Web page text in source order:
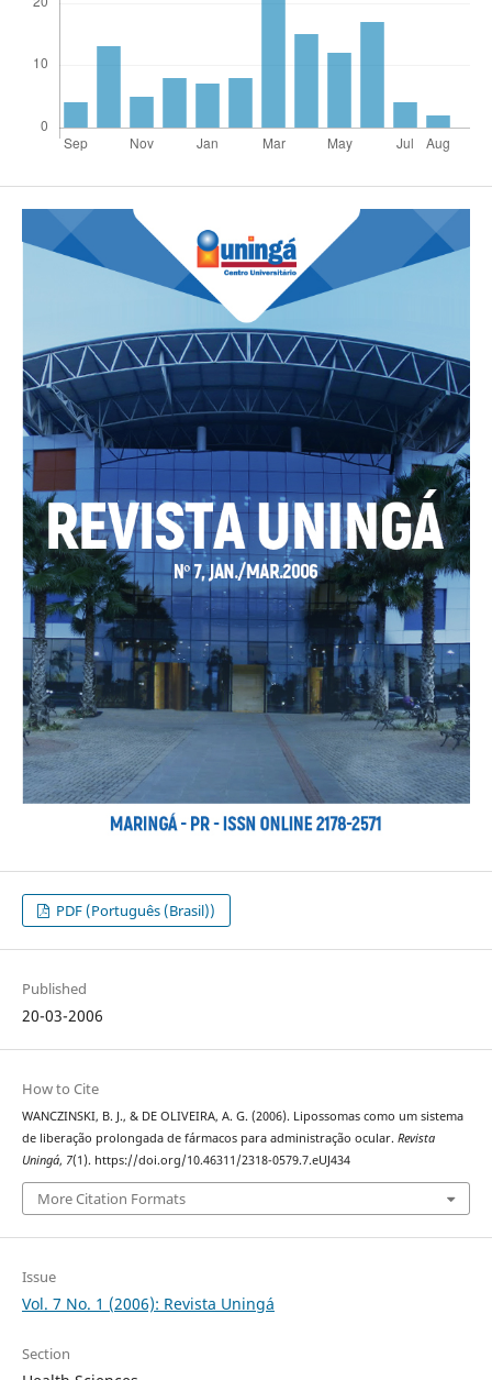
PDF (Português (Brasil))
Published
20-03-2006
How to Cite
WANCZINSKI, B. J., & DE OLIVEIRA, A. G. (2006). Lipossomas como um sistema
de liberação prolongada de fármacos para administração ocular. Revista
Uningá, 7(1). https://doi.org/10.46311/2318-0579.7.eUJ434
More Citation Formats
Issue
Vol. 7 No. 1 (2006): Revista Uningá
Section